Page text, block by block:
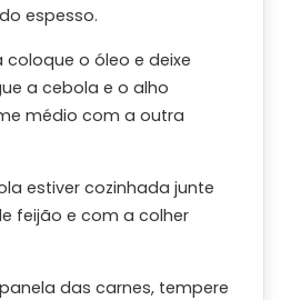
espesso.
coloque o óleo e deixe
a cebola e o alho
médio com a outra
estiver cozinhada junte
feijão e com a colher
das carnes, tempere